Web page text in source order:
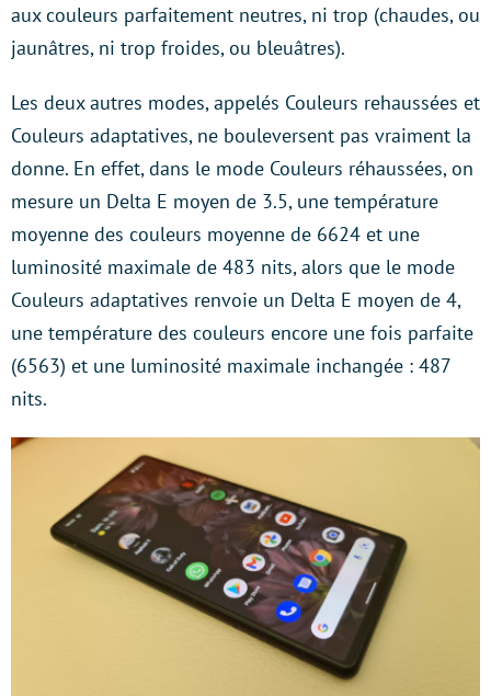
aux couleurs parfaitement neutres, ni trop (chaudes, ou
jaunâtres, ni trop froides, ou bleuâtres).
Les deux autres modes, appelés Couleurs rehaussées et
Couleurs adaptatives, ne bouleversent pas vraiment la
donne. En effet, dans le mode Couleurs réhaussées, on
mesure un Delta E moyen de 3.5, une température
moyenne des couleurs moyenne de 6624 et une
luminosité maximale de 483 nits, alors que le mode
Couleurs adaptatives renvoie un Delta E moyen de 4,
une température des couleurs encore une fois parfaite
(6563) et une luminosité maximale inchangée : 487
nits.